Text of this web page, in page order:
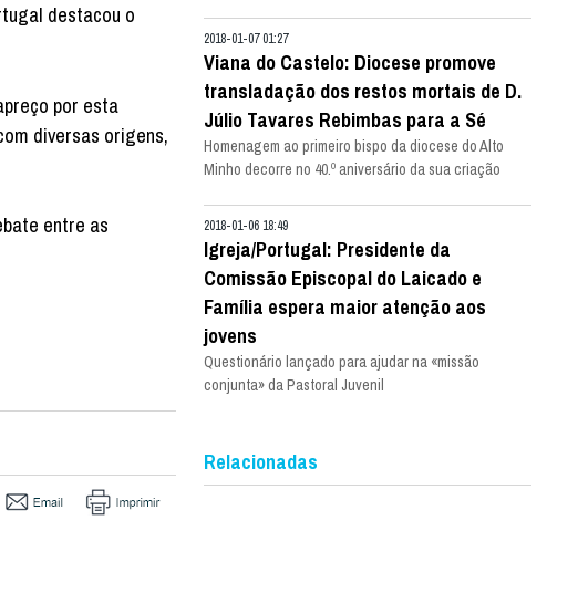
destacou o
por esta
diversas origens,
entre as
2018-01-07 01:27
Viana do Castelo: Diocese promove
transladação dos restos mortais de D.
Júlio Tavares Rebimbas para a Sé
Homenagem ao primeiro bispo da diocese do Alto
Minho decorre no 40.º aniversário da sua criação
2018-01-06 18:49
Igreja/Portugal: Presidente da
Comissão Episcopal do Laicado e
Família espera maior atenção aos
jovens
Questionário lançado para ajudar na «missão
conjunta» da Pastoral Juvenil
Relacionadas